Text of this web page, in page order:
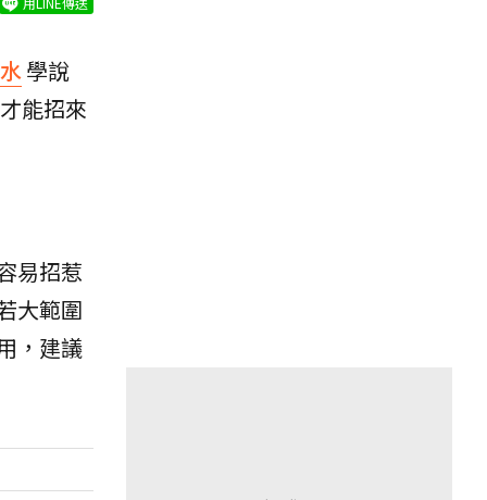
學說
能招來
易招惹
大範圍
，建議